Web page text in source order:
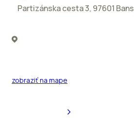
Partizánska cesta 3, 97601
zobraziť na mape